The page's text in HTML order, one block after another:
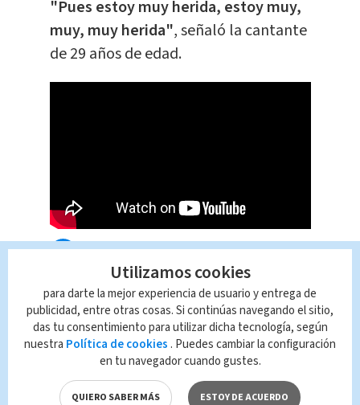
"Pues estoy muy herida, estoy muy,
muy, muy herida", señaló la cantante
de 29 años de edad.
Queda prohibida la reproducción total o
parcial del contenido de esta página, mismo
que es propiedad de TELEDIARIO; su
reproducción no autorizada constituye una
infracción y un delito de conformidad con las
leyes aplicables.
Utilizamos cookies
para darte la mejor experiencia de usuario y entrega de
publicidad, entre otras cosas. Si continúas navegando el sitio,
das tu consentimiento para utilizar dicha tecnología, según
nuestra Política de cookies . Puedes cambiar la configuración
en tu navegador cuando gustes.
QUIERO SABER MÁS ESTOY DE ACUERDO